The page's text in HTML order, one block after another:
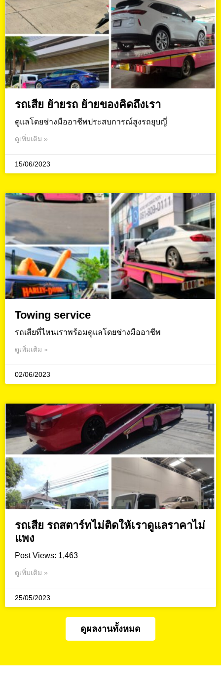
รถเสีย ย้ายรถ ย้ายของคิดถึงเรา
ดูแลโดยช่างมืออาชีพประสบการณ์สูงรถยุบญี่
ดูเพิ่มเติม »
15/06/2023
Towing service
รถเสียที่ไหนเราพร้อมดูแลโดยช่างมืออาชีพ
ดูเพิ่มเติม »
02/06/2023
รถเสีย รถสตาร์ทไม่ติดให้เราดูแลราคาไม่
แพง
Post Views: 1,463
ดูเพิ่มเติม »
25/05/2023
ดูผลงานทั้งหมด